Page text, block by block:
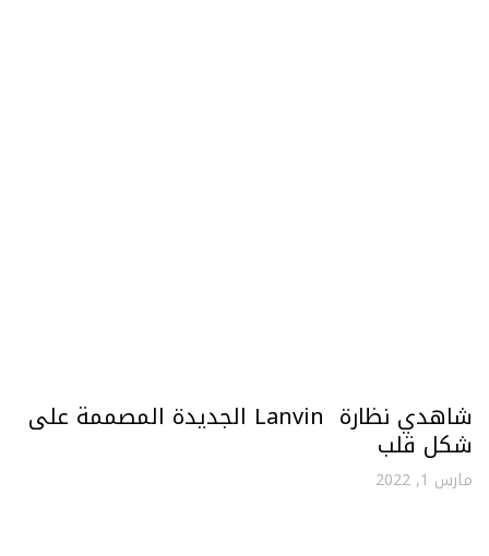
شاهدي نظارة Lanvin الجديدة المصممة على
شكل قلب
مارس 1, 2022